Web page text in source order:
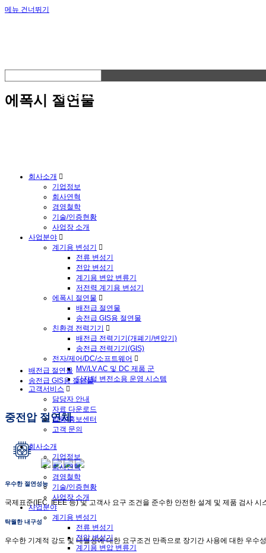
메뉴 건너뛰기
사업분야
회사소개
기업정보
회사연혁
경영철학
기술/인증현황
사업장 소개
사업분야
계기용 변성기
전류 변성기
전압 변성기
계기용 변압 변류기
저전력 계기용 변성기
에폭시 절연물
배전급 절연물
송전급 GIS용 절연물
친환경 전력기기
배전급 전력기기(개폐기/변압기)
송전급 전력기기(GIS)
전자/제어/DC/소프트웨어
MV/LV AC 및 DC 제품 군
디지털 변전소용 운영 시스템
고객서비스
담당자 안내
자료 다운로드
알림/홍보센터
고객 문의
회사소개
기업정보
회사연혁
경영철학
기술/인증현황
사업장 소개
사업분야
계기용 변성기
전류 변성기
전압 변성기
계기용 변압 변류기
에폭시 절연물
배전급 절연물
송전급 GIS용 절연물
중전압 절연체
우수한 절연성능
국제표준(IEC, IEEE 등) 및 고객사 요구 조건을 준수한 안전한 설계 및 제품 검사 시
탁월한 내구성
우수한 기계적 강도 및 내열성에 대한 요구조건 만족으로 장기간 사용에 대한 우수성